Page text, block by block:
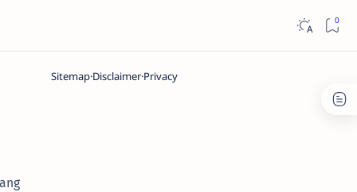
SitemapDisclaimerPrivacy